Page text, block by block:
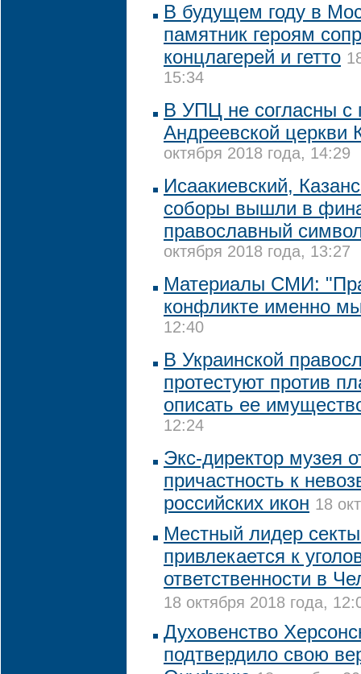
В будущем году в
памятник героям
концлагерей и гетто
15:34
В УПЦ не согласны с
Андреевской церкви
октября 2018 года, 14:29
Исаакиевский,
соборы вышли в
православный
октября 2018 года, 13:27
Материалы СМИ:
конфликте именно
12:40
В Украинской
протестуют против
описать ее
12:24
Экс-директор музея
причастность к
российских икон 18
Местный лидер
привлекается к
ответственности в
18 октября 2018 года,
Духовенство
подтвердило свою